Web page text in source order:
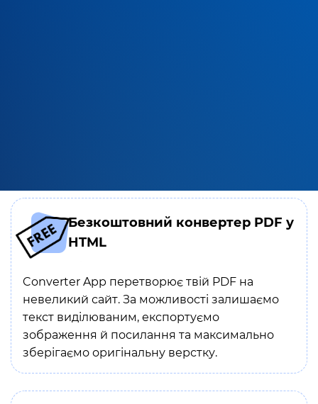
Безкоштовний конвертер PDF у
HTML
Converter App перетворює твій PDF на
невеликий сайт. За можливості залишаємо
текст виділюваним, експортуємо
зображення й посилання та максимально
зберігаємо оригінальну верстку.